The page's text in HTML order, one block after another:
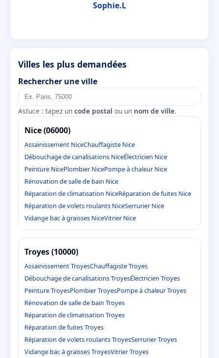
Sophie.L
Villes les plus demandées
Rechercher une ville
Astuce : tapez un code postal ou un nom de ville.
Nice (06000)
Assainissement NiceChauffagiste Nice
Débouchage de canalisations NiceÉlectricien Nice
Peinture NicePlombier NicePompe à chaleur Nice
Rénovation de salle de bain Nice
Réparation de climatisation NiceRéparation de fuites Nice
Réparation de volets roulants NiceSerrurier Nice
Vidange bac à graisses NiceVitrier Nice
Troyes (10000)
Assainissement TroyesChauffagiste Troyes
Débouchage de canalisations TroyesÉlectricien Troyes
Peinture TroyesPlombier TroyesPompe à chaleur Troyes
Rénovation de salle de bain Troyes
Réparation de climatisation Troyes
Réparation de fuites Troyes
Réparation de volets roulants TroyesSerrurier Troyes
Vidange bac à graisses TroyesVitrier Troyes